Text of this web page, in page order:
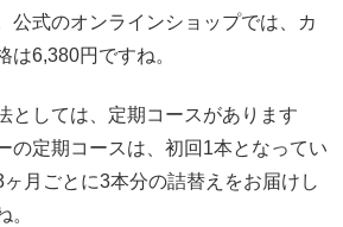
公式のオンラインショップでは、カ
は6,380円ですね。
としては、定期コースがあります
の定期コースは、初回1本となってい
月ごとに3本分の詰替えをお届けし
。